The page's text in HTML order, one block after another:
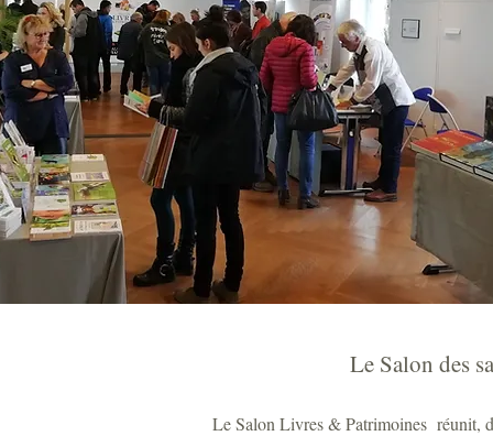
Le Salon des
Le Salon Livres & Patrimoines réunit,